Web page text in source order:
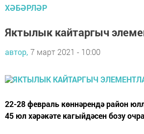
ХӘБӘРЛӘР
Яктылык кайтаргыч
автор, 7 март 2021 - 10:00
22-28 февраль көннәрендә район
45 юл хәрәкәте кагыйдәсен бозу